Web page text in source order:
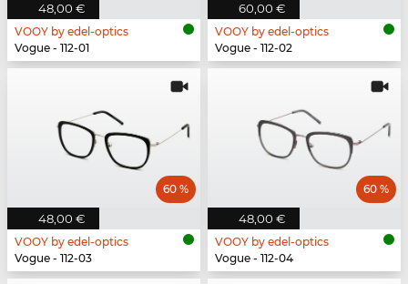
48,00 €
VOOY by edel-optics
Vogue - 112-01
60,00 €
VOOY by edel-optics
Vogue - 112-02
48,00 €
60 %
VOOY by edel-optics
Vogue - 112-03
48,00 €
60 %
VOOY by edel-optics
Vogue - 112-04